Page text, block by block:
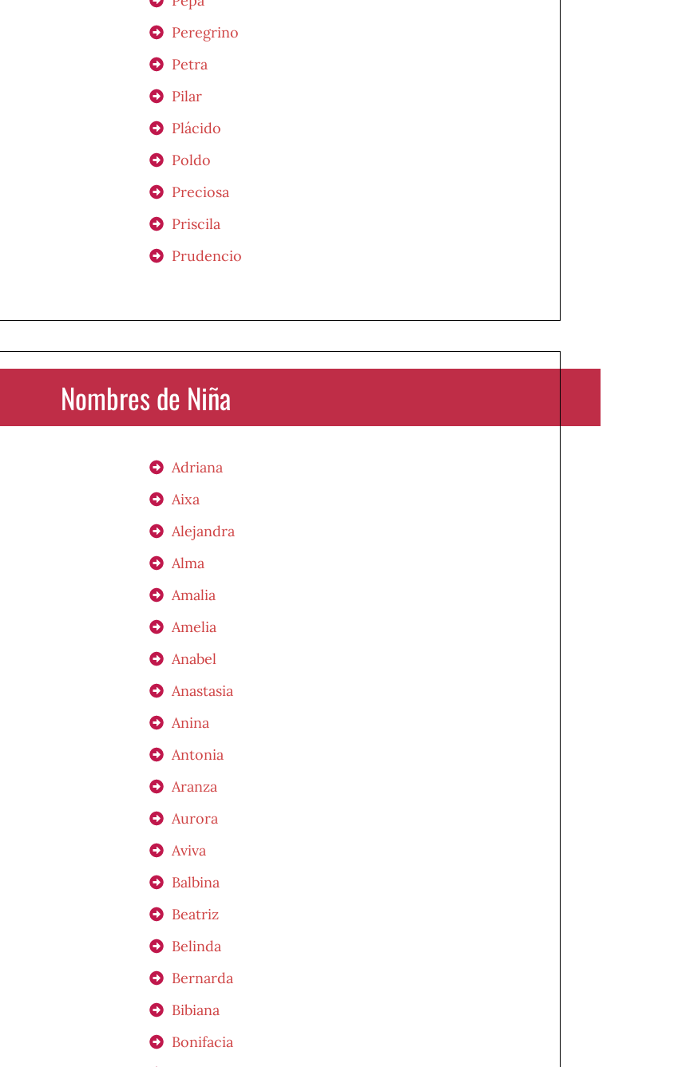
Peregrino
Petra
Pilar
Plácido
Poldo
Preciosa
Priscila
Prudencio
Nombres de Niña
Adriana
Aixa
Alejandra
Alma
Amalia
Amelia
Anabel
Anastasia
Anina
Antonia
Aranza
Aurora
Aviva
Balbina
Beatriz
Belinda
Bernarda
Bibiana
Bonifacia